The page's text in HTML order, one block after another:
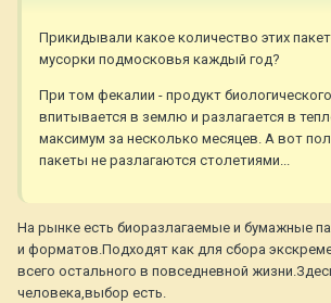
Прикидывали какое количество этих
мусорки подмосковья каждый год?
При том фекалии - продукт
впитывается в землю и разлагается в
максимум за несколько месяцев. А вот
пакеты не разлагаются столетиями...
На рынке есть биоразлагаемые и бумажные
и форматов.Подходят как для сбора
всего остального в повседневной
человека,выбор есть.